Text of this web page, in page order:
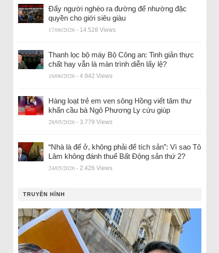
Đẩy người nghèo ra đường để nhường đặc
quyền cho giới siêu giàu
17/06/2026 - 14.528 Views
Thanh lọc bộ máy Bộ Công an: Tinh giản thực
chất hay vẫn là màn trình diễn lấy lệ?
16/06/2026 - 4.942 Views
Hàng loạt trẻ em ven sông Hồng viết tâm thư
khẩn cầu bà Ngô Phương Ly cứu giúp
28/05/2026 - 3.779 Views
“Nhà là để ở, không phải để tích sản”: Vì sao Tô
Lâm không đánh thuế Bất Động sản thứ 2?
24/05/2026 - 2.426 Views
TRUYỀN HÌNH